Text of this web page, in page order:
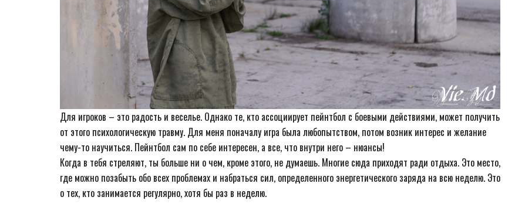
Для игроков – это радость и веселье. Однако те, кто ассоциирует пейнтбол с боевыми действиями, может получить
от этого психологическую травму. Для меня поначалу игра была любопытством, потом возник интерес и желание
чему-то научиться. Пейнтбол сам по себе интересен, а все, что внутри него – нюансы!
Когда в тебя стреляют, ты больше ни о чем, кроме этого, не думаешь. Многие сюда приходят ради отдыха. Это место,
где можно позабыть обо всех проблемах и набраться сил, определенного энергетического заряда на всю неделю. Это
о тех, кто занимается регулярно, хотя бы раз в неделю.